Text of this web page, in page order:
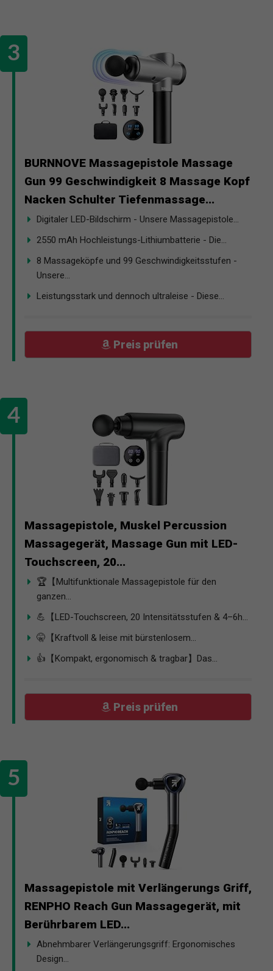
BURNNOVE Massagepistole Massage
Gun 99 Geschwindigkeit 8 Massage Kopf
Nacken Schulter Tiefenmassage...
Digitaler LED-Bildschirm - Unsere Massagepistole...
2550 mAh Hochleistungs-Lithiumbatterie - Die...
8 Massageköpfe und 99 Geschwindigkeitsstufen -
Unsere...
Leistungsstark und dennoch ultraleise - Diese...
Preis prüfen
Massagepistole, Muskel Percussion
Massagegerät, Massage Gun mit LED-
Touchscreen, 20...
🏆【Multifunktionale Massagepistole für den
ganzen...
💪【LED-Touchscreen, 20 Intensitätsstufen & 4–6h...
🤫【Kraftvoll & leise mit bürstenlosem...
👍【Kompakt, ergonomisch & tragbar】Das...
Preis prüfen
Massagepistole mit Verlängerungs Griff,
RENPHO Reach Gun Massagegerät, mit
Berührbarem LED...
Abnehmbarer Verlängerungsgriff: Ergonomisches
Design...